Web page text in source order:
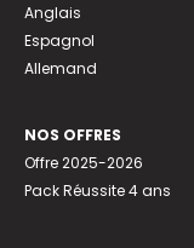
Anglais
Espagnol
Allemand
NOS OFFRES
Offre 2025-2026
Pack Réussite 4 ans